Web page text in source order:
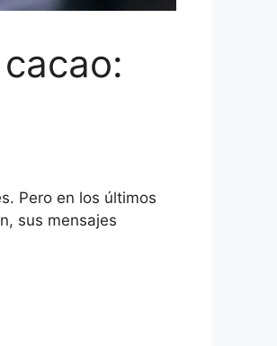
Pero en los últimos
sus mensajes